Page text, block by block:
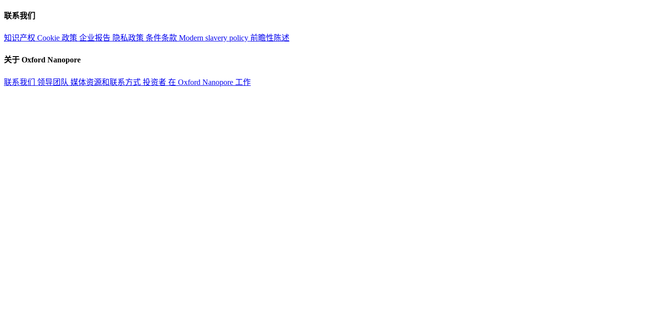
联系我们
知识产权 Cookie 政策 企业报告 隐私政策 条件条款 Modern slavery policy 前瞻性陈述
关于 Oxford Nanopore
联系我们 领导团队 媒体资源和联系方式 投资者 在 Oxford Nanopore 工作